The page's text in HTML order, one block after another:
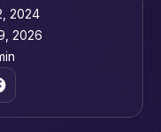
2024
2026